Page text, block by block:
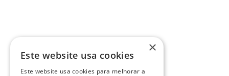
×
Este website usa cookies
Este website usa cookies para melhorar a